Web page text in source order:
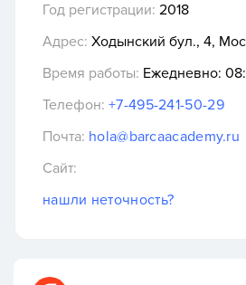
Год регистрации: 2018
Адрес: Ходынский бул., 4,
Время работы: Ежедневно:
Телефон: +7-495-241-50-29
Почта: hola@barcaacademy.ru
Сайт:
нашли неточность?